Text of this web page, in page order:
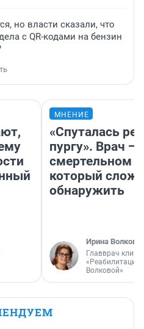
но власти сказали, что
с QR-кодами на бензин
МНЕНИЕ
«Спуталась
пургу». Врач —
смертельном
который
обнаружить
Ирина Волкова
Главврач
«Реабилитация
Волковой»